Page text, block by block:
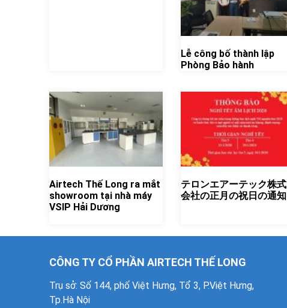
Lễ công bố thành lập
Phòng Bảo hành
Airtech Thế Long ra mắt
showroom tại nhà máy
VSIP Hải Dương
テロンエアーテック株式
会社の正月の祝日の通知
CÔNG TY CỔ PHẦN AIRTECH THẾ LONG
Trụ sở: Số 144, phố Việt Hưng, Tổ 3, P.Việt Hưng,
Tp.Hà Nội